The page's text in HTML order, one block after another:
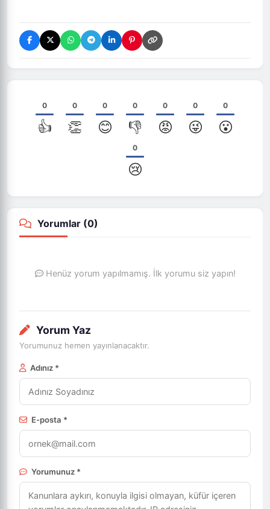
0
👍
0
👏
0
😊
0
👎
0
😡
0
😜
0
😮
0
😢
Yorumlar (0)
Henüz yorum yapılmamış. İlk yorumu siz yapın!
Yorum Yaz
Yorumunuz hemen yayınlanacaktır.
Adınız *
E-posta *
Yorumunuz *